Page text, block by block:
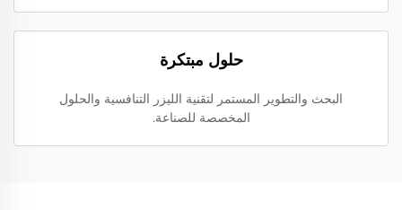
حلول مبتكرة
البحث والتطوير المستمر لتقنية الليزر التنافسية والحلول
المخصصة للصناعة.